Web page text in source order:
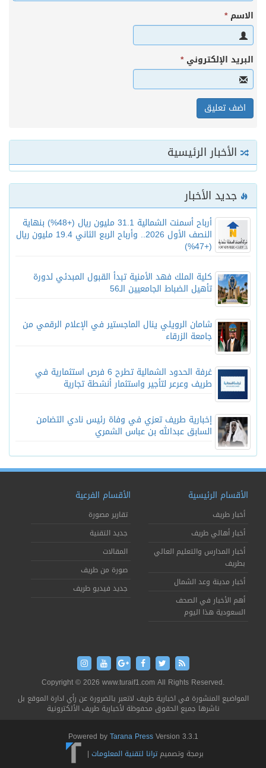
الاسم*
البريد الإلكتروني*
الأخبار الرئيسية
جديد الأخبار
أرباح أسمنت الشمالية 31.1 مليون ريال (+48%) بنهاية
النصف الأول 2026.. وأرباح الربع الثاني 19.4 مليون ريال
(+47%)
كلية الملك فهد الأمنية تبدأ القبول المبدئي لدورة
تأهيل الضباط الجامعيين الـ56
شامان الرويلي ينال الماجستير في الإعلام الرقمي من
جامعة الزرقاء
غرفة الحدود الشمالية تطرح 6 فرص استثمارية في
طريف وعرعر لتأجير واستثمار أنشطة تجارية
إخبارية طريف تعزي في وفاة رئيس نادي التضامن
السابق عبدالله بن عباس الشمري
الأقسام الرئيسية
أخبار طريف
أخبار أهالي طريف
أخبار المدارس والتعليم العالي
بطريف
أخبار مدينة وعد الشمال
أهم الأخبار في الصحف
السعودية هذا اليوم
الأقسام الفرعية
تقارير مصورة
جديد التقنية
المقالات
صورة من طريف
جديد فيديو طريف
Copyright © 2026 www.turaif1.com All Rights Reserved.
المواضيع المنشورة في اخبارية طريف لاتعبر بالضرورة عن رأي ادارة الموقع بل
ناشرها جميع الحقوق محفوظة لأخبارية طريف الألكترونية
Powered byTarana PressVersion 3.3.1
برمجة وتصميمترانا لتقنية المعلومات |